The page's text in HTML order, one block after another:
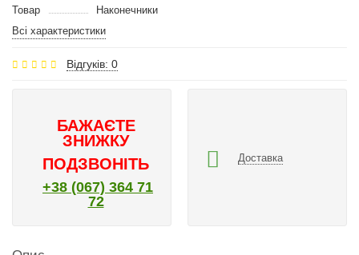
Товар
Наконечники
Всі характеристики
Відгуків: 0
БАЖАЄТЕ
ЗНИЖКУ
ПОДЗВОНІТЬ
+38 (067) 364 71
72
Доставка